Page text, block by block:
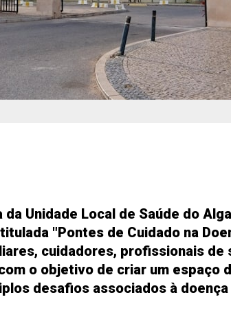
Unidade Local de Saúde do
"Pontes de Cuidado na
cuidadores, profissionais de
o objetivo de criar um espaço
desafios associados à